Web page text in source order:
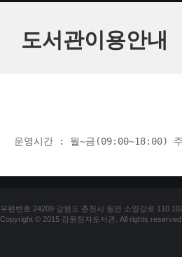
도서관이용안내
운영시간 : 월~금(09:00~18:00)
우편번호 24209 강원도 춘천시 동면 소양강로 110
Copyright © 2015 강원점자도서관. All rights reserved.